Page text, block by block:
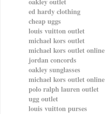
ed hardy clothing
cheap uggs
louis vuitton outlet
michael kors outlet
michael kors outlet online
jordan concords
oakley sunglasses
michael kors outlet online
polo ralph lauren outlet
ugg outlet
louis vuitton purses